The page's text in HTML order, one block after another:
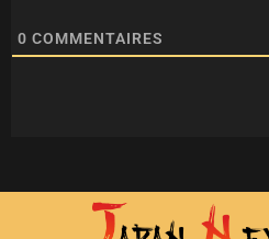
0 COMMENTAIRES